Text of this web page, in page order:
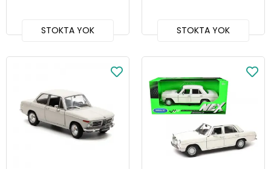
STOKTA YOK STOKTA YOK